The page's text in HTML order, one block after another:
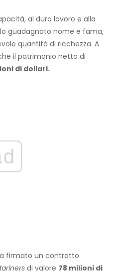
al duro lavoro e alla
guadagnato nome e fama,
quantità di ricchezza. A
il patrimonio netto di
di dollari.
firmato un contratto
di valore 78 milioni di